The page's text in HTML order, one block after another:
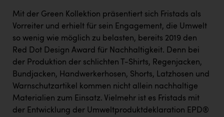
Mit der Green Kollektion präsentiert sich Fristads als
Vorreiter und erhielt für sein Engagement, die Umwelt
so wenig wie möglich zu belasten, bereits 2019 den
Red Dot Design Award für Nachhaltigkeit. Denn bei
der Produktion der schlichten T-Shirts, Regenjacken,
Bundjacken, Handwerkerhosen, Shorts, Latzhosen und
Warnschutzartikel kommen nicht allein nachhaltige
Materialien zum Einsatz. Vielmehr ist es Fristads mit
der Entwicklung der Umweltproduktdeklaration EPD®